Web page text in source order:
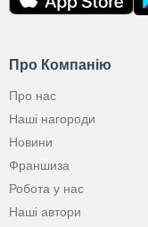
Про Компанію
Про нас
Наші нагороди
Новини
Франшиза
Робота у нас
Наші автори